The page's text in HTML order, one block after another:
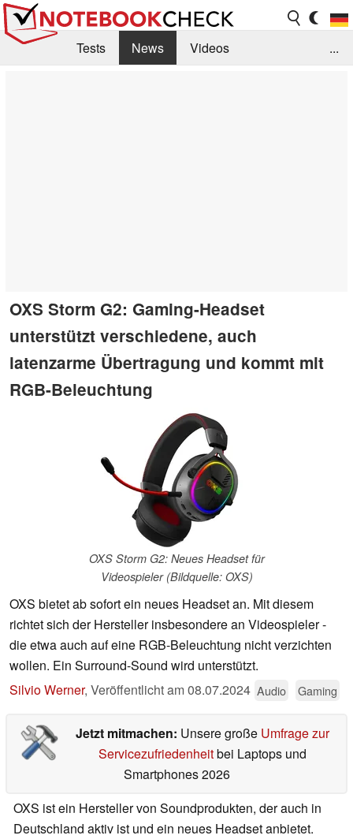
Tests News
Videos
...
OXS Storm G2: Gaming-Headset
unterstützt verschiedene, auch
latenzarme Übertragung und kommt mit
RGB-Beleuchtung
OXS Storm G2: Neues Headset für
Videospieler (Bildquelle: OXS)
OXS bietet ab sofort ein neues Headset an. Mit diesem
richtet sich der Hersteller insbesondere an Videospieler -
die etwa auch auf eine RGB-Beleuchtung nicht verzichten
wollen. Ein Surround-Sound wird unterstützt.
Silvio Werner, Veröffentlicht am08.07.2024 Audio Gaming
Jetzt mitmachen: Unsere große Umfrage zur
Servicezufriedenheitbei Laptops und
Smartphones 2026
OXS ist ein Hersteller von Soundprodukten, der auch in
Deutschland aktiv ist und ein neues Headset anbietet.